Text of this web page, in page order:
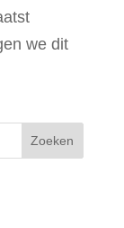
we dit